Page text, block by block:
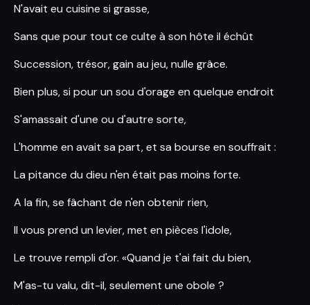
N'avait eu cuisine si grasse,
Sans que pour tout ce culte à son hôte il échût
Succession, trésor, gain au jeu, nulle grâce.
Bien plus, si pour un sou d'orage en quelque endroit
S'amassait d'une ou d'autre sorte,
L'homme en avait sa part, et sa bourse en souffrait :
La pitance du dieu n'en était pas moins forte.
A la fin, se fâchant de n'en obtenir rien,
Il vous prend un levier, met en pièces l'idole,
Le trouve rempli d'or. «Quand je t'ai fait du bien,
M'as-tu valu, dit-il, seulement une obole ?